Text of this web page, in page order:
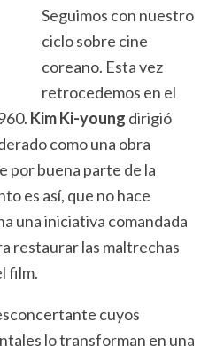
Seguimos con nuestro
ciclo sobre cine
coreano. Esta vez
retrocedemos en el
Kim Ki-young dirigió
como una obra
por buena parte de la
es así, que no hace
una iniciativa comandada
restaurar las maltrechas
film.
cuyos
lo transforman en una